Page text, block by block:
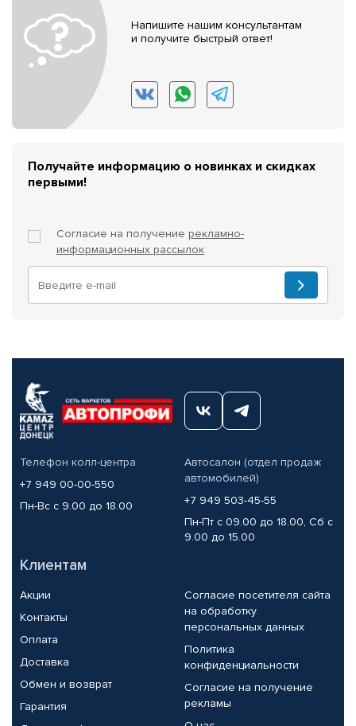
Напишите нашим консультантам
и получите быстрый ответ!
Получайте информацию о новинках и скидках
первыми!
Согласие на получение рекламно-
информационных рассылок
Телефон колл-центра
+7 949 00-00-550
Пн-Вс с 9.00 до 18.00
Автосалон (отдел продаж
автомобилей)
+7 949 503-45-55
Пн-Пт с 09.00 до 18.00, Сб с
9.00 до 15.00
Клиентам
Акции
Контакты
Оплата
Доставка
Обмен и возврат
Гарантия
Согласие посетителя сайта
на обработку
персональных данных
Политика
конфиденциальности
Согласие на получение
рекламы